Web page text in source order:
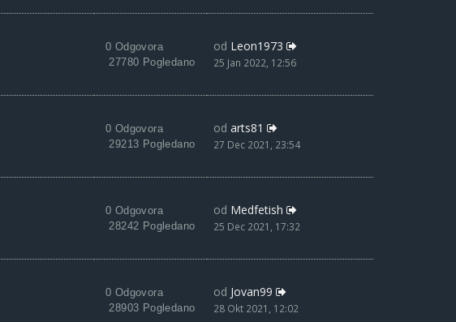
0 Odgovora
27780 Pogledano
od Leon1973
25 Jan 2022, 12:56
0 Odgovora
29213 Pogledano
od arts81
27 Dec 2021, 23:54
0 Odgovora
28242 Pogledano
od Medfetish
25 Dec 2021, 17:32
0 Odgovora
28903 Pogledano
od Jovan99
28 Okt 2021, 12:02